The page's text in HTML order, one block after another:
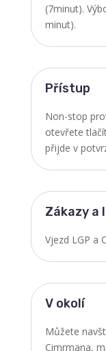
(7minut).
minut).
Přístup
Non-stop
otevřete
přijde v
Zákazy a
Vjezd LGP a
V okolí
Můžete
Cimrmana,